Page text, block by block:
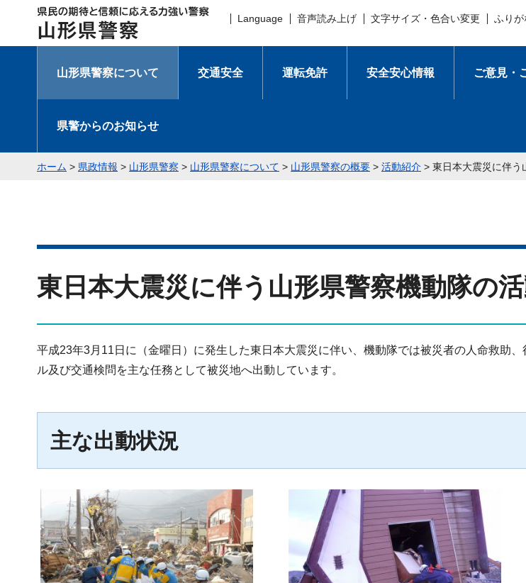
県民の期待と信頼に応える力強
い警察 山形県警察
Language 音声読み上げ 文字サイズ・色合い変更 ふりが
山形県警察について 交通安全 運転免許 安全安心情報 ご意見・
県警からのお知らせ
ホーム > 県政情報 > 山形県警察 > 山形県警察について > 山形県警察の概要 > 活動紹介 > 東日本大震災に伴う
東日本大震災に伴う山形県警察機動隊の
平成23年3月11日に（金曜日）に発生した東日本大震災に伴い、機動隊では被災者の人命救助
ル及び交通検問を主な任務として被災地へ出動しています。
主な出動状況